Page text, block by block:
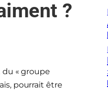
r
?
du « groupe
pourrait être